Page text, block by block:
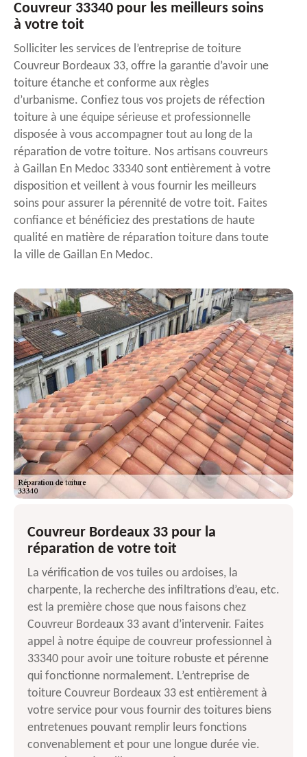
Couvreur 33340 pour les meilleurs soins
à votre toit
Solliciter les services de l’entreprise de toiture
Couvreur Bordeaux 33, offre la garantie d’avoir une
toiture étanche et conforme aux règles
d’urbanisme. Confiez tous vos projets de réfection
toiture à une équipe sérieuse et professionnelle
disposée à vous accompagner tout au long de la
réparation de votre toiture. Nos artisans couvreurs
à Gaillan En Medoc 33340 sont entièrement à votre
disposition et veillent à vous fournir les meilleurs
soins pour assurer la pérennité de votre toit. Faites
confiance et bénéficiez des prestations de haute
qualité en matière de réparation toiture dans toute
la ville de Gaillan En Medoc.
Couvreur Bordeaux 33 pour la
réparation de votre toit
La vérification de vos tuiles ou ardoises, la
charpente, la recherche des infiltrations d’eau, etc.
est la première chose que nous faisons chez
Couvreur Bordeaux 33 avant d’intervenir. Faites
appel à notre équipe de couvreur professionnel à
33340 pour avoir une toiture robuste et pérenne
qui fonctionne normalement. L’entreprise de
toiture Couvreur Bordeaux 33 est entièrement à
votre service pour vous fournir des toitures biens
entretenues pouvant remplir leurs fonctions
convenablement et pour une longue durée vie.